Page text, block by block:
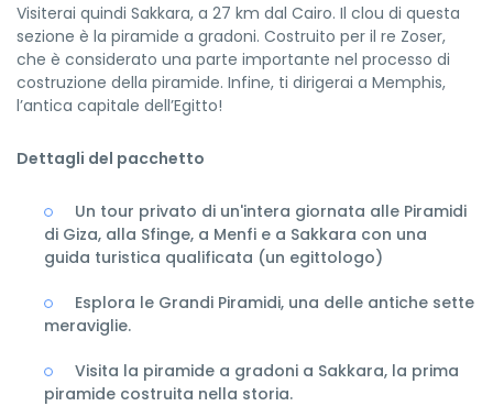
Visiterai quindi Sakkara, a 27 km dal Cairo. Il clou di questa
sezione è la piramide a gradoni. Costruito per il re Zoser,
che è considerato una parte importante nel processo di
costruzione della piramide. Infine, ti dirigerai a Memphis,
l’antica capitale dell’Egitto!
Dettagli del pacchetto
Un tour privato di un'intera giornata alle Piramidi
di Giza, alla Sfinge, a Menfi e a Sakkara con una
guida turistica qualificata (un egittologo)
Esplora le Grandi Piramidi, una delle antiche sette
meraviglie.
Visita la piramide a gradoni a Sakkara, la prima
piramide costruita nella storia.